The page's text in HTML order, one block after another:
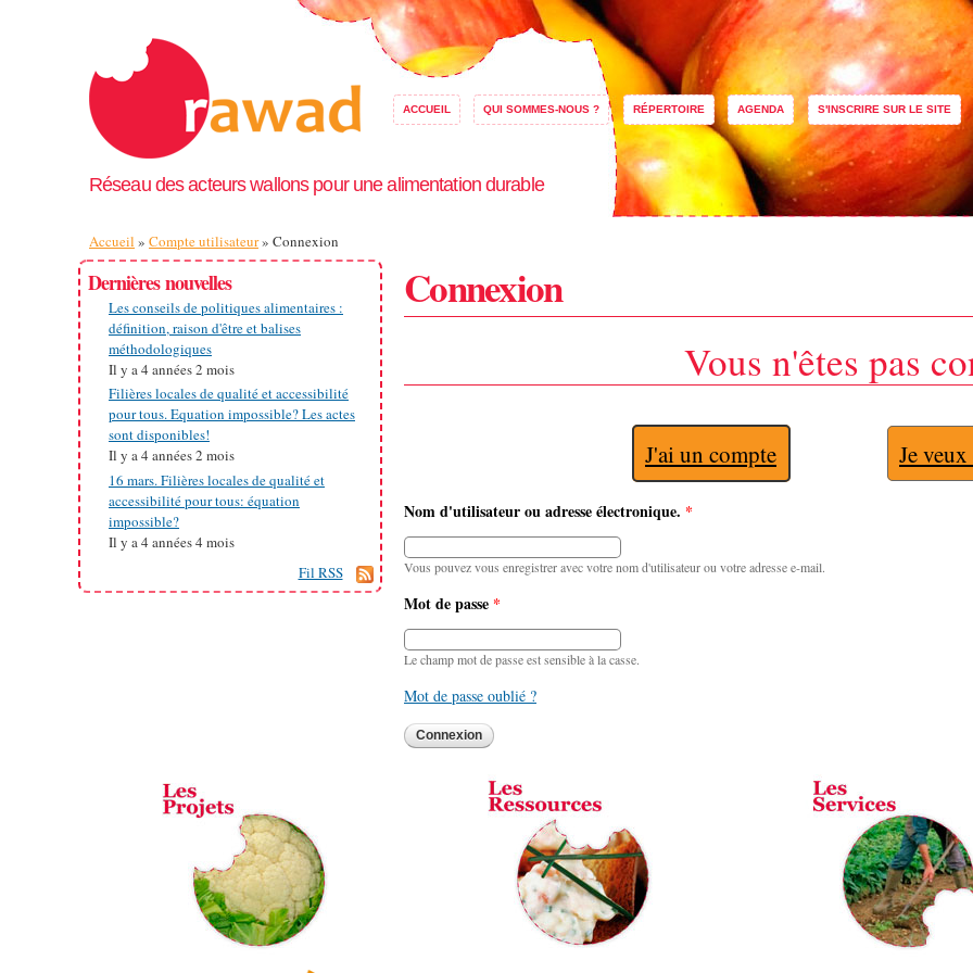
Aller au
contenu
principal
ACCUEIL QUI SOMMES-NOUS ? RÉPERTOIRE AGENDA S'INSCRIRE SUR LE SITE
Réseau des acteurs wallons pour une alimentation durable
Vous êtes ici
Accueil » Compte utilisateur» Connexion
Dernières nouvelles
Les conseils de politiques alimentaires :
définition, raison d'être et balises
méthodologiques
Il y a4 années 2 mois
Filières locales de qualité et accessibilité
pour tous. Equation impossible? Les actes
sont disponibles!
Il y a4 années 2 mois
16 mars. Filières locales de qualité et
accessibilité pour tous: équation
impossible?
Il y a 4 années 4 mois
Fil RSS
Connexion
Vous n'êtes pas
J'ai un compte Je
Nom d'utilisateur ou adresse électronique. *
Vous pouvez vous enregistrer avec votre nom d'utilisateur ou votre adresse e-mail.
Mot de passe *
Le champ mot de passe est sensible à la casse.
Mot de passe oublié ?